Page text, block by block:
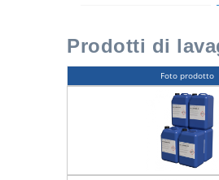
Prodotti di
Foto prodotto